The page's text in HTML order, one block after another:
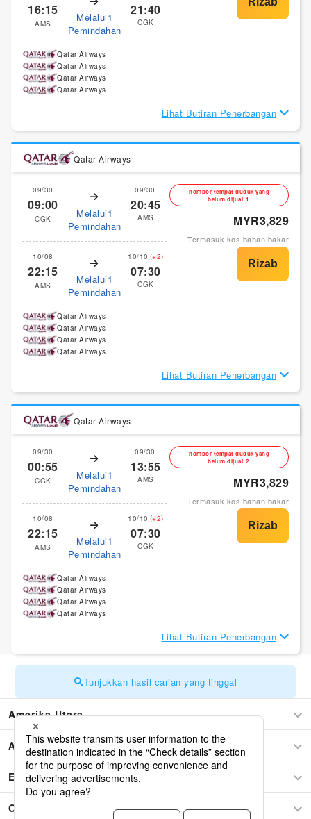
16:15
AMS
Melalui1
Pemindahan
21:40
CGK
Qatar Airways
Qatar Airways
Qatar Airways
Qatar Airways
Lihat Butiran Penerbangan
Qatar Airways
09/30
09:00
CGK
Melalui1
Pemindahan
09/30
20:45
AMS
10/08
22:15
AMS
Melalui1
Pemindahan
10/10 (+2)
07:30
CGK
nombor tempat duduk yang
belum dijual:1.
MYR3,829
Termasuk kos bahan bakar
Qatar Airways
Qatar Airways
Qatar Airways
Qatar Airways
Lihat Butiran Penerbangan
Qatar Airways
09/30
00:55
CGK
Melalui1
Pemindahan
09/30
13:55
AMS
10/08
22:15
AMS
Melalui1
Pemindahan
10/10 (+2)
07:30
CGK
nombor tempat duduk yang
belum dijual:2.
MYR3,829
Termasuk kos bahan bakar
Qatar Airways
Qatar Airways
Qatar Airways
Qatar Airways
Lihat Butiran Penerbangan
Tunjukkan hasil carian yang tinggal
Amerika Utara
Asia
Eropah
Oceania